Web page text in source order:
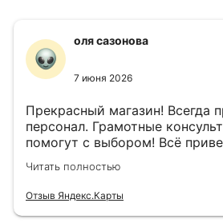
оля сазонова
7 июня 2026
Прекрасный магазин! Всегда
персонал. Грамотные
помогут с выбором! Всё
назначенный день!
Читать полностью
Отзыв Яндекс.Карты